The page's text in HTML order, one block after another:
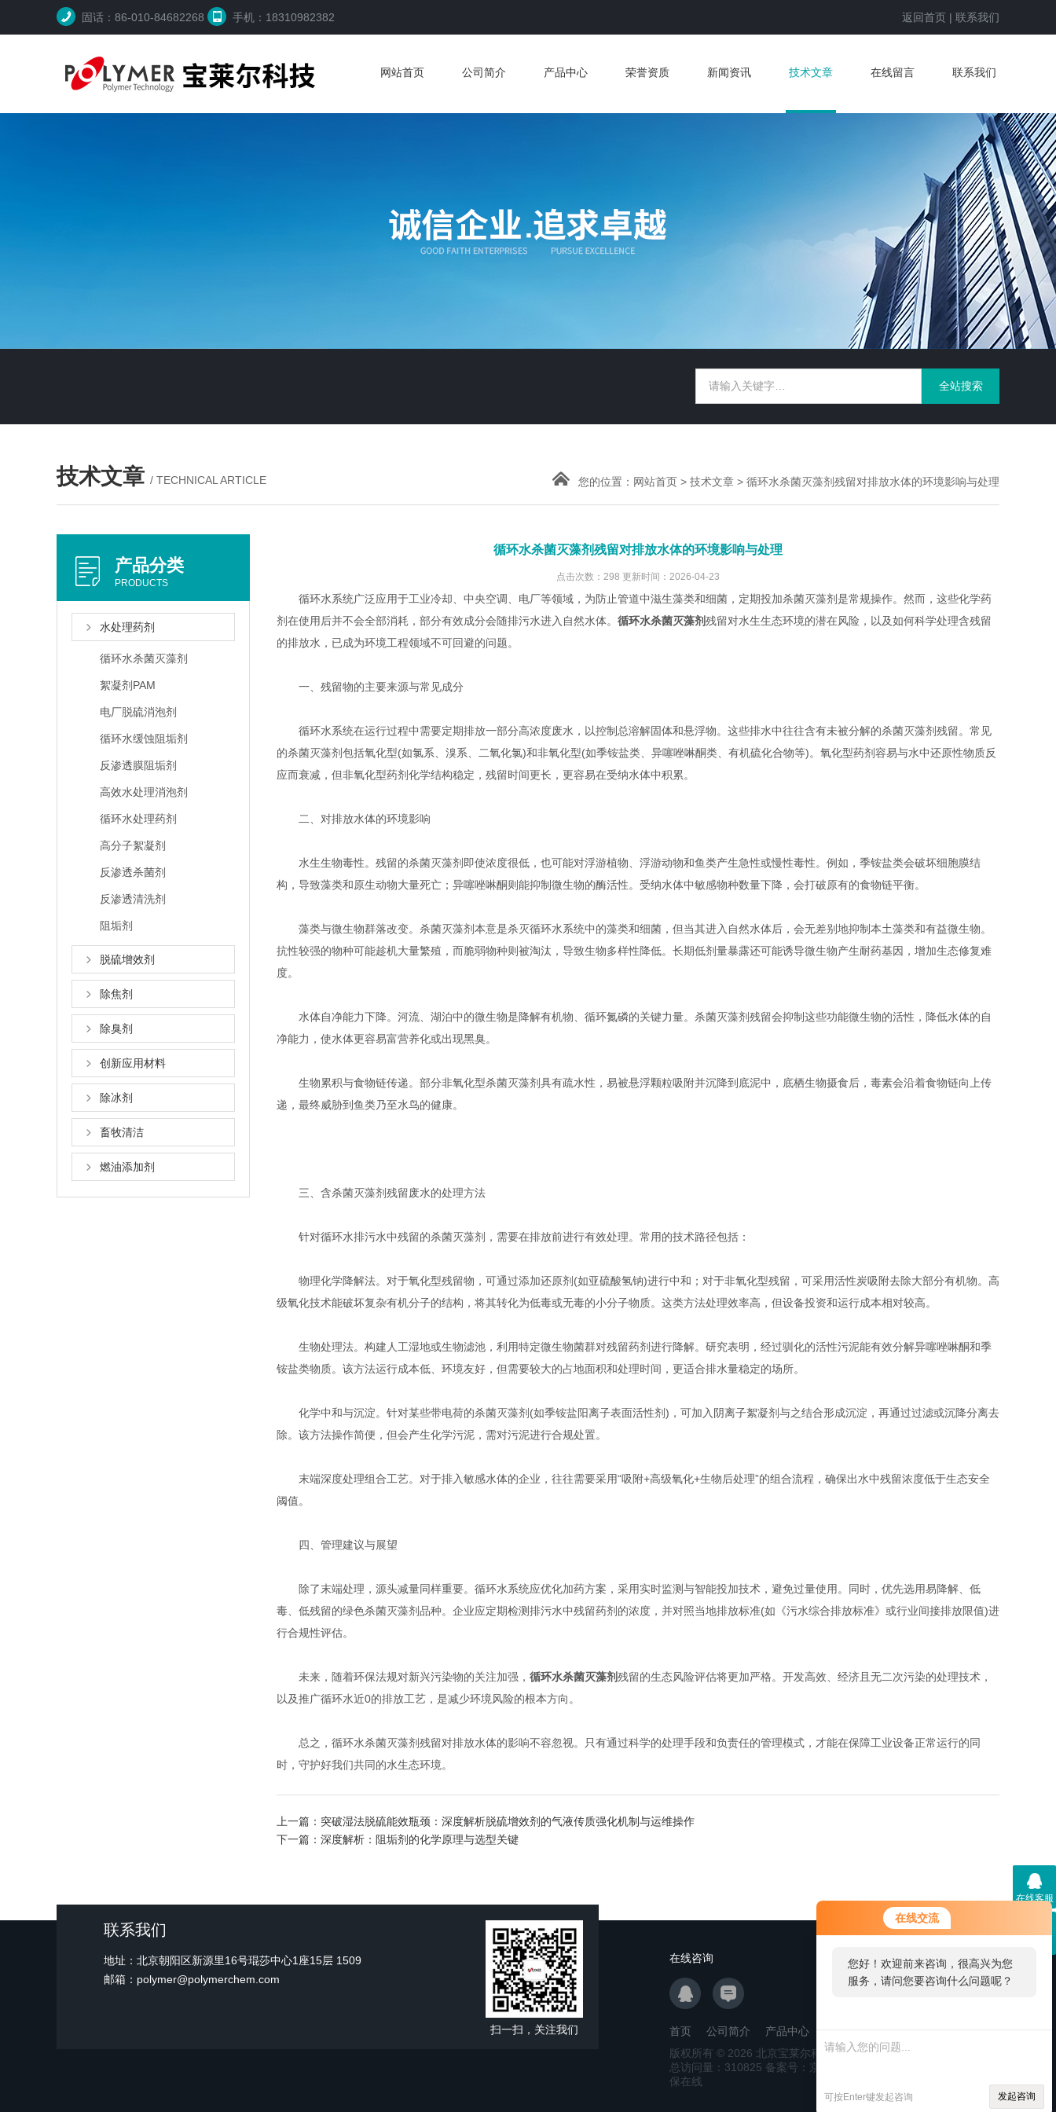
在线交流
您好！欢迎前来咨询，很高兴为您
服务，请问您要咨询什么问题呢？
可按Enter键发起咨询 发起咨询
固话：86-010-84682268 手机：18310982382 返回首页 | 联系我们
网站首页 公司简介 产品中心 荣誉资质 新闻资讯 技术文章 在线留言 联系我们
技术文章 / TECHNICAL ARTICLE 您的位置： 网站首页 > 技术文章 > 循环水杀菌灭藻剂残留对排放水体的环境影响与处理
产品分类
PRODUCTS
水处理药剂
循环水杀菌灭藻剂
絮凝剂PAM
电厂脱硫消泡剂
循环水缓蚀阻垢剂
反渗透膜阻垢剂
高效水处理消泡剂
循环水处理药剂
高分子絮凝剂
反渗透杀菌剂
反渗透清洗剂
阻垢剂
脱硫增效剂
除焦剂
除臭剂
创新应用材料
除冰剂
畜牧清洁
燃油添加剂
循环水杀菌灭藻剂残留对排放水体的环境影响与处理
点击次数：298 更新时间：2026-04-23
循环水系统广泛应用于工业冷却、中央空调、电厂等领域，为防止管道中滋生藻类和细菌，定期投加杀菌灭藻剂是常规操作。然而，这些化学药
剂在使用后并不会全部消耗，部分有效成分会随排污水进入自然水体。 循环水杀菌灭藻剂残留对水生生态环境的潜在风险，以及如何科学处理含残留
的排放水，已成为环境工程领域不可回避的问题。
一、残留物的主要来源与常见成分
循环水系统在运行过程中需要定期排放一部分高浓度废水，以控制总溶解固体和悬浮物。这些排水中往往含有未被分解的杀菌灭藻剂残留。常见
的杀菌灭藻剂包括氧化型(如氯系、溴系、二氧化氯)和非氧化型(如季铵盐类、异噻唑啉酮类、有机硫化合物等)。氧化型药剂容易与水中还原性物质反
应而衰减，但非氧化型药剂化学结构稳定，残留时间更长，更容易在受纳水体中积累。
二、对排放水体的环境影响
水生生物毒性。残留的杀菌灭藻剂即使浓度很低，也可能对浮游植物、浮游动物和鱼类产生急性或慢性毒性。例如，季铵盐类会破坏细胞膜结
构，导致藻类和原生动物大量死亡；异噻唑啉酮则能抑制微生物的酶活性。受纳水体中敏感物种数量下降，会打破原有的食物链平衡。
藻类与微生物群落改变。杀菌灭藻剂本意是杀灭循环水系统中的藻类和细菌，但当其进入自然水体后，会无差别地抑制本土藻类和有益微生物。
抗性较强的物种可能趁机大量繁殖，而脆弱物种则被淘汰，导致生物多样性降低。长期低剂量暴露还可能诱导微生物产生耐药基因，增加生态修复难
度。
水体自净能力下降。河流、湖泊中的微生物是降解有机物、循环氮磷的关键力量。杀菌灭藻剂残留会抑制这些功能微生物的活性，降低水体的自
净能力，使水体更容易富营养化或出现黑臭。
生物累积与食物链传递。部分非氧化型杀菌灭藻剂具有疏水性，易被悬浮颗粒吸附并沉降到底泥中，底栖生物摄食后，毒素会沿着食物链向上传
递，最终威胁到鱼类乃至水鸟的健康。
三、含杀菌灭藻剂残留废水的处理方法
针对循环水排污水中残留的杀菌灭藻剂，需要在排放前进行有效处理。常用的技术路径包括：
物理化学降解法。对于氧化型残留物，可通过添加还原剂(如亚硫酸氢钠)进行中和；对于非氧化型残留，可采用活性炭吸附去除大部分有机物。高
级氧化技术能破坏复杂有机分子的结构，将其转化为低毒或无毒的小分子物质。这类方法处理效率高，但设备投资和运行成本相对较高。
生物处理法。构建人工湿地或生物滤池，利用特定微生物菌群对残留药剂进行降解。研究表明，经过驯化的活性污泥能有效分解异噻唑啉酮和季
铵盐类物质。该方法运行成本低、环境友好，但需要较大的占地面积和处理时间，更适合排水量稳定的场所。
化学中和与沉淀。针对某些带电荷的杀菌灭藻剂(如季铵盐阳离子表面活性剂)，可加入阴离子絮凝剂与之结合形成沉淀，再通过过滤或沉降分离去
除。该方法操作简便，但会产生化学污泥，需对污泥进行合规处置。
末端深度处理组合工艺。对于排入敏感水体的企业，往往需要采用“吸附+高级氧化+生物后处理”的组合流程，确保出水中残留浓度低于生态安全
阈值。
四、管理建议与展望
除了末端处理，源头减量同样重要。循环水系统应优化加药方案，采用实时监测与智能投加技术，避免过量使用。同时，优先选用易降解、低
毒、低残留的绿色杀菌灭藻剂品种。企业应定期检测排污水中残留药剂的浓度，并对照当地排放标准(如《污水综合排放标准》或行业间接排放限值)进
行合规性评估。
未来，随着环保法规对新兴污染物的关注加强， 循环水杀菌灭藻剂残留的生态风险评估将更加严格。开发高效、经济且无二次污染的处理技术，
以及推广循环水近0的排放工艺，是减少环境风险的根本方向。
总之，循环水杀菌灭藻剂残留对排放水体的影响不容忽视。只有通过科学的处理手段和负责任的管理模式，才能在保障工业设备正常运行的同
时，守护好我们共同的水生态环境。
上一篇： 突破湿法脱硫能效瓶颈：深度解析脱硫增效剂的气液传质强化机制与运维操作
下一篇： 深度解析：阻垢剂的化学原理与选型关键
联系我们
地址：北京朝阳区新源里16号琨莎中心1座15层 1509
邮箱：polymer@polymerchem.com
扫一扫，关注我们
在线咨询
首页 公司简介 产品中心
版权所有 © 2026 北京宝莱尔科技有限公司站点地图
总访问量： 310825 备案号：京ICP备14028914号-2
保在线
在线客服